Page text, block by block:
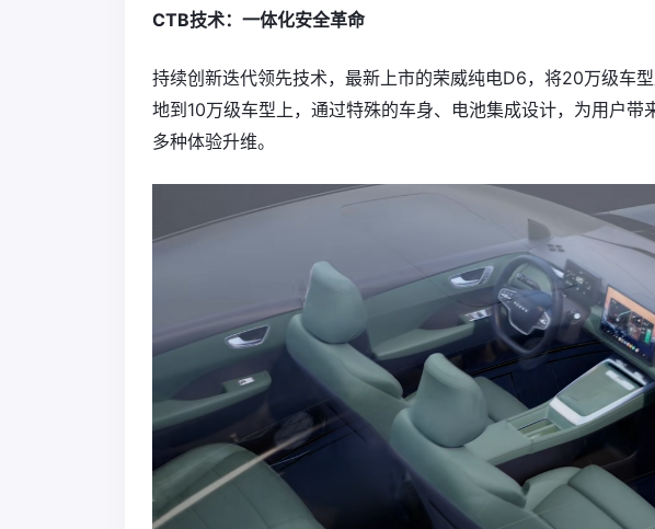
CTB技术：一体化安全革命
持续创新迭代领先技术，最新上市的荣威纯电D6，将20万级车
地到10万级车型上，通过特殊的车身、电池集成设计，为用户带
多种体验升维。